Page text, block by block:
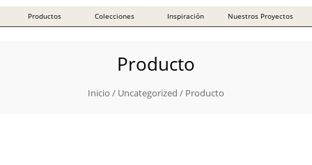
Producto
Inicio / Uncategorized / Producto